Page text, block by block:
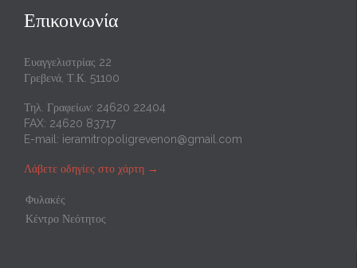
Επικοινωνία
Ευαγγελιστρίας 22
Γρεβενά, Τ.Κ. 51100
Τηλ. Γραφείων: 24620 22404
FAX: 24620 83717
E-mail: ieramitropoligrevenon@gmail.com
Λάβετε οδηγίες στο χάρτη →
Φυλακές
Κέντρο Νεότητος